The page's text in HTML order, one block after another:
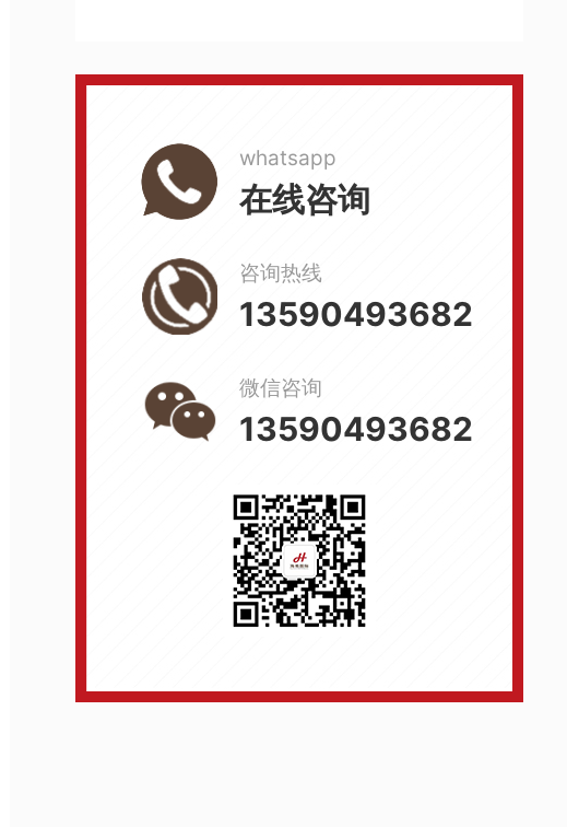
whatsapp
在线咨询
咨询热线
13590493682
微信咨询
13590493682